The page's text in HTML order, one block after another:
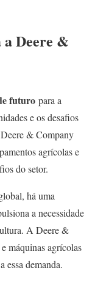
Deere &
futuro para a
e os desafios
& Company
agrícolas e
do setor.
há uma
a necessidade
A Deere &
máquinas agrícolas
essa demanda.